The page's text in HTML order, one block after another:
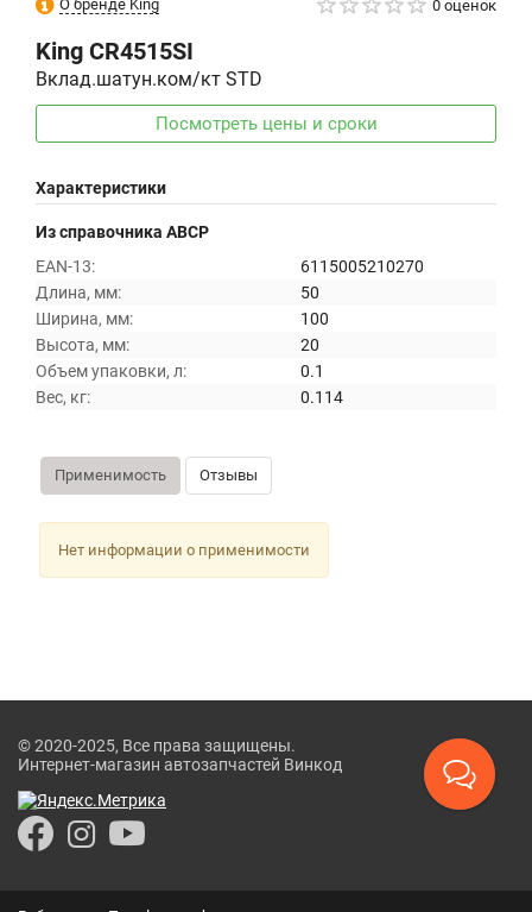
О бренде King 0 оценок
King CR4515SI
Вклад.шатун.ком/кт STD
Посмотреть цены и сроки
Характеристики
Из справочника ABCP
EAN-13:
6115005210270
Длина, мм:
50
Ширина, мм:
100
Высота, мм:
20
Объем упаковки, л:
0.1
Вес, кг:
0.114
Применимость Отзывы
Нет информации о применимости
© 2020-2025, Все права защищены.
Интернет-магазин автозапчастей Винкод